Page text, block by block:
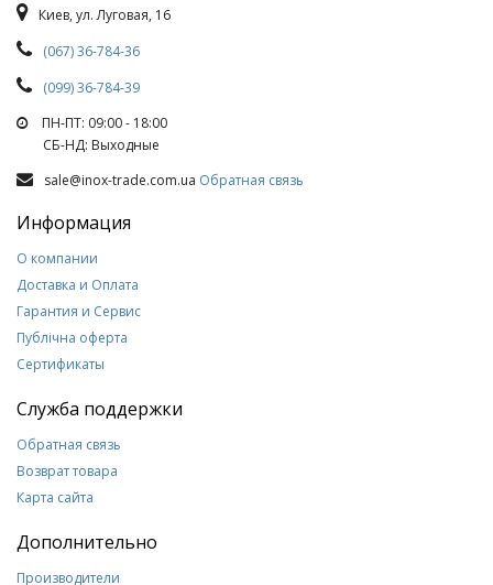
Киев, ул. Луговая, 16
(067) 36-784-36
(099) 36-784-39
ПН-ПТ: 09:00 - 18:00
СБ-НД: Выходные
sale@inox-trade.com.ua Обратная связь
Информация
О компании
Доставка и Оплата
Гарантия и Сервис
Публічна оферта
Сертификаты
Служба поддержки
Обратная связь
Возврат товара
Карта сайта
Дополнительно
Производители